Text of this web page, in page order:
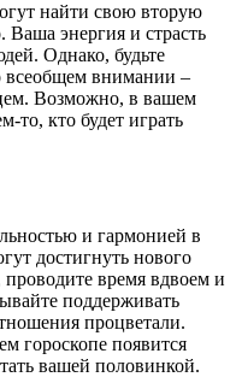
найти свою вторую
энергия и страсть
Однако, будьте
всеобщем внимании –
Возможно, в вашем
то, кто будет играть
и гармонией в
достигнуть нового
проводите время вдвоем и
поддерживать
процветали.
гороскопе появится
вашей половинкой.